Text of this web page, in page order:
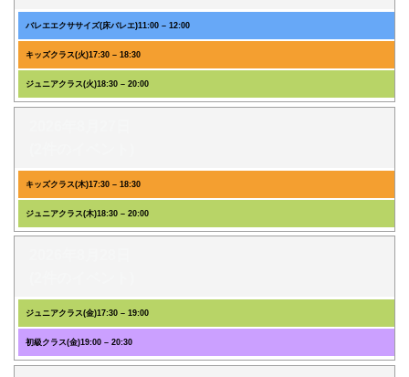
バレエエクササイズ(床バレエ)11:00 – 12:00
キッズクラス(火)17:30 – 18:30
ジュニアクラス(火)18:30 – 20:00
キッズクラス(木)17:30 – 18:30
ジュニアクラス(木)18:30 – 20:00
ジュニアクラス(金)17:30 – 19:00
初級クラス(金)19:00 – 20:30